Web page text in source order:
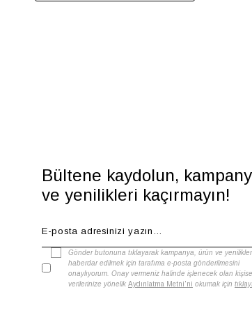
Bültene kaydolun,
ve yenilikleri kaçırmayın!
Gönder butonuna tıklayarak kampanya, ürün ve
haberdar edilmek için tarafıma e-posta gönderilmesini
onaylıyorum. Onay vermeniz halinde işlenecek olan
verilerinize yönelik Aydınlatma Metni'ni okumak için